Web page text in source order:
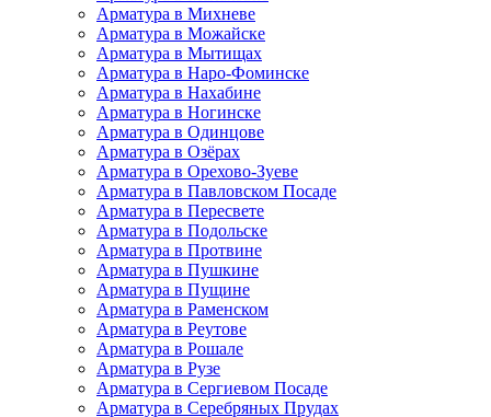
Арматура в Михневе
Арматура в Можайске
Арматура в Мытищах
Арматура в Наро-Фоминске
Арматура в Нахабине
Арматура в Ногинске
Арматура в Одинцове
Арматура в Озёрах
Арматура в Орехово-Зуеве
Арматура в Павловском Посаде
Арматура в Пересвете
Арматура в Подольске
Арматура в Протвине
Арматура в Пушкине
Арматура в Пущине
Арматура в Раменском
Арматура в Реутове
Арматура в Рошале
Арматура в Рузе
Арматура в Сергиевом Посаде
Арматура в Серебряных Прудах